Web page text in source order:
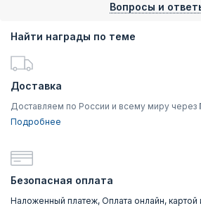
Вопросы и
Найти награды по теме
Доставка
Доставляем по России и всему миру через
Подробнее
Безопасная оплата
Наложенный платеж, Оплата онлайн, картой